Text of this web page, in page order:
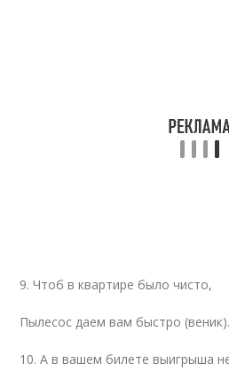
9. Чтоб в квартире было чисто,
Пылесос даем вам быстро (веник).
10. А в вашем билете выигрыша